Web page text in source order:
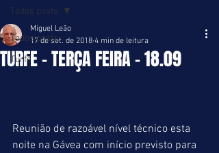
Todos posts
Turfe
Todos posts
TURFE - TERÇA FEIRA - 18.09
Miguel Leão
17 de set. de 2018 4 min de leitura
Reunião de razoável nível técnico esta
noite na Gávea com início previsto para